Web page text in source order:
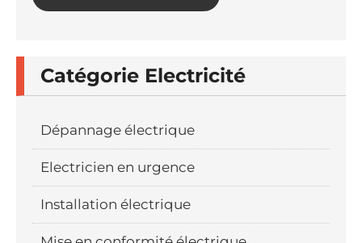
Catégorie Electricité
Dépannage électrique
Electricien en urgence
Installation électrique